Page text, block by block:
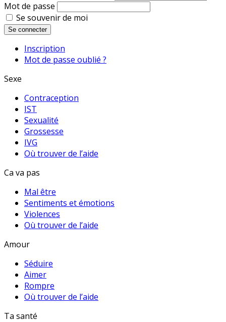
Mot de passe
Se souvenir de moi
Se connecter
Inscription
Mot de passe oublié ?
Sexe
Contraception
IST
Sexualité
Grossesse
IVG
Où trouver de l’aide
Ca va pas
Mal être
Sentiments et émotions
Violences
Où trouver de l’aide
Amour
Séduire
Aimer
Rompre
Où trouver de l’aide
Ta santé